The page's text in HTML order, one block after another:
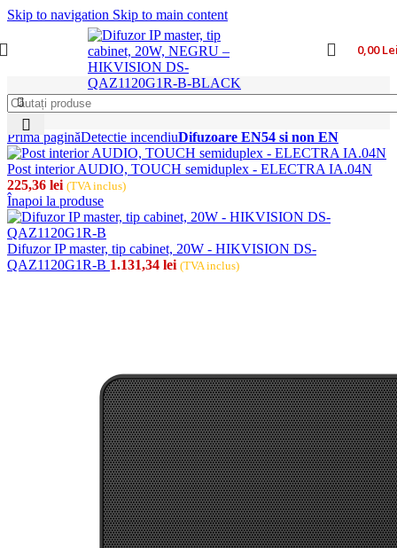
Skip to navigation Skip to main content
0,00
Prima paginăDetectie incendiuDifuzoare EN54 si non EN
Post interior AUDIO, TOUCH semiduplex - ELECTRA IA.04N
225,36 lei (TVA inclus)
Înapoi la produse
Difuzor IP master, tip cabinet, 20W - HIKVISION DS-
QAZ1120G1R-B 1.131,34 lei (TVA inclus)